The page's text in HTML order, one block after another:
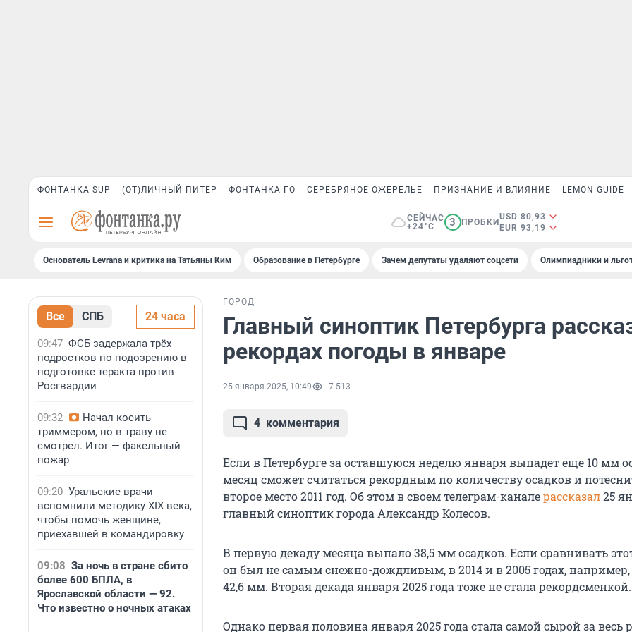
ФОНТАНКА SUP (ОТ)ЛИЧНЫЙ ПИТЕР ФОНТАНКА ГО СЕРЕБРЯНОЕ ОЖЕРЕЛЬЕ ПРИЗНАНИЕ И ВЛИЯНИЕ LEMON GUIDE
СЕЙЧАС
+24°C
3 ПРОБКИ
USD 80,93
EUR 93,19
Основатель Levrana и критика на Татьяны Ким Образование в Петербурге Зачем депутаты удаляют соцсети Олимпиадники и
Все СПБ 24 часа
09:47 ФСБ задержала трёх
подростков по подозрению в
подготовке теракта против
Росгвардии
09:32
Начал косить
триммером, но в траву не
смотрел. Итог — факельный
пожар
09:20 Уральские врачи
вспомнили методику XIX века,
чтобы помочь женщине,
приехавшей в командировку
09:08 За ночь в стране сбито
более 600 БПЛА, в
Ярославской области — 92.
Что известно о ночных атаках
ГОРОД
Главный синоптик Петербурга
рекордах погоды в январе
25 января 2025, 10:49 7 513
4 комментария
Если в Петербурге за оставшуюся неделю января выпадет еще 10 мм
месяц сможет считаться рекордным по количеству осадков и
второе место 2011 год. Об этом в своем телеграм-каналерассказал25
главный синоптик города Александр Колесов.
В первую декаду месяца выпало 38,5 мм осадков. Если сравнивать
он был не самым снежно-дождливым, в 2014 и в 2005 годах,
42,6 мм. Вторая декада января 2025 года тоже не стала рекордсменкой.
Однако первая половина января 2025 года стала самой сырой за весь